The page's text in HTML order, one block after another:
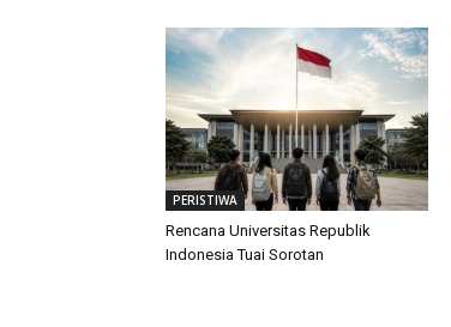
PERISTIWA
Rencana Universitas Republik
Indonesia Tuai Sorotan